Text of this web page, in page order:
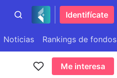
Identifícate
Noticias Rankings de fondos
Me interesa